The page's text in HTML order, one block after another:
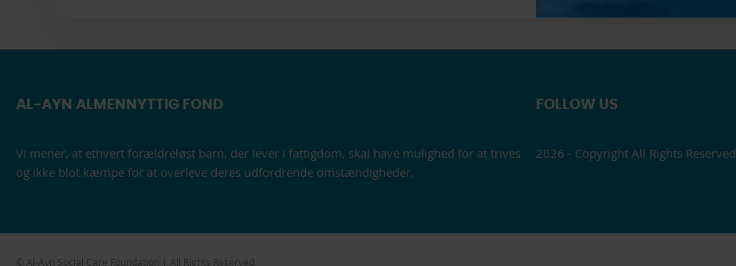
AL-AYN ALMENNYTTIG FOND
Vi mener, at ethvert forældreløst barn, der lever i fattigdom, skal have mulighed for at trives
og ikke blot kæmpe for at overleve deres udfordrende omstændigheder.
FOLLOW US
2026 - Copyright All Rights Reserved
© Al-Ayn Social Care Foundation | All Rights Reserved